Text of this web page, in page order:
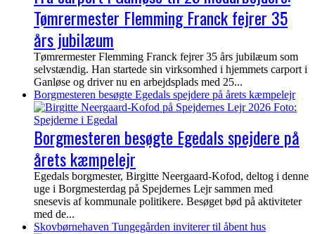
Tømrermester Flemming Franck fejrer 35
års jubilæum
Tømrermester Flemming Franck fejrer 35 års jubilæum som
selvstændig. Han startede sin virksomhed i hjemmets carport i
Ganløse og driver nu en arbejdsplads med 25...
Borgmesteren besøgte Egedals spejdere på årets kæmpelejr
Borgmesteren besøgte Egedals spejdere på
årets kæmpelejr
Egedals borgmester, Birgitte Neergaard-Kofod, deltog i denne
uge i Borgmesterdag på Spejdernes Lejr sammen med
snesevis af kommunale politikere. Besøget bød på aktiviteter
med de...
Skovbørnehaven Tungegården inviterer til åbent hus